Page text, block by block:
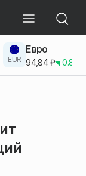
EUR
Евро
94,84₽ 0.83